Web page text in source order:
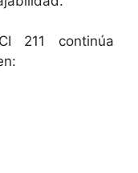
211 continúa